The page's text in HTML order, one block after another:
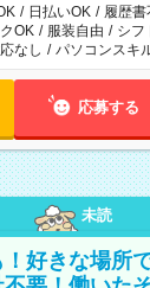
/ 日払いOK / 履歴書
OK / 服装自由 / シフ
なし / パソコンスキ
応募する
未読
好きな場所